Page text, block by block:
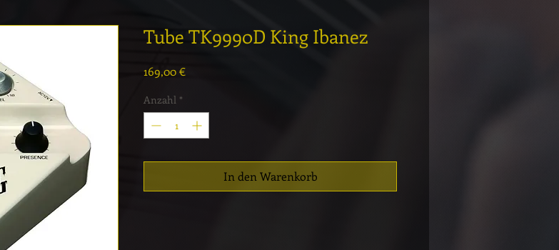
Tube TK9990D King Ibanez
169,00 €Preis
Anzahl *
In den Warenkorb